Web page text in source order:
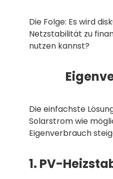
Die Folge: Es wird
Netzstabilität zu
nutzen kannst?
Die einfachste
Solarstrom wie
Eigenverbrauch
1. PV-